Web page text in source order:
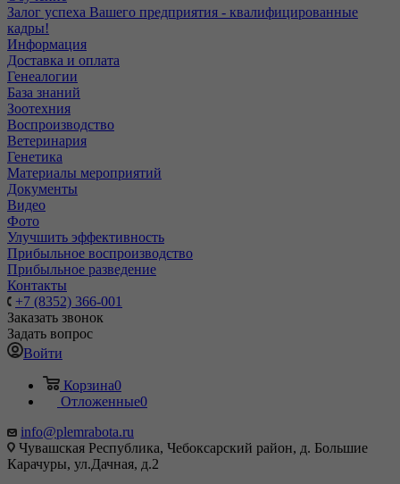
Залог успеха Вашего предприятия - квалифицированные
кадры!
Информация
Доставка и оплата
Генеалогии
База знаний
Зоотехния
Воспроизводство
Ветеринария
Генетика
Материалы мероприятий
Документы
Видео
Фото
Улучшить эффективность
Прибыльное воспроизводство
Прибыльное разведение
Контакты
+7 (8352) 366-001
Заказать звонок
Задать вопрос
Войти
Корзина0
Отложенные0
info@plemrabota.ru
Чувашская Республика, Чебоксарский район, д. Большие
Карачуры, ул.Дачная, д.2